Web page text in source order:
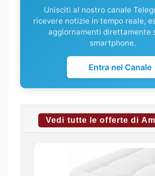
Unisciti al nostro canale
ricevere notizie in tempo reale,
aggiornamenti direttamente
smartphone.
Entra nel Canale